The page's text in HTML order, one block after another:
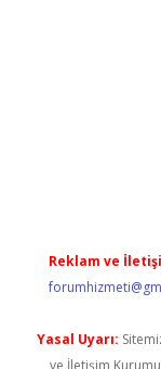
Reklam ve
Yasal Uyarı:
ve İletişim Kurumu